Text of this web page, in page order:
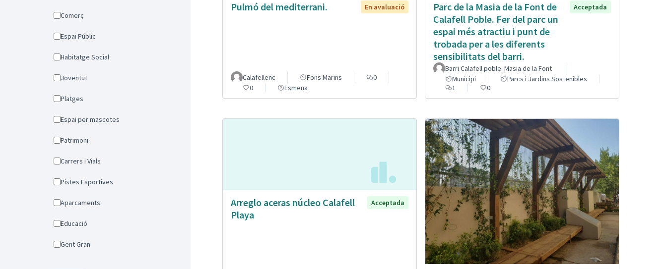
Comerç
Espai Públic
Habitatge Social
Joventut
Platges
Espai per mascotes
Patrimoni
Carrers i Vials
Pistes Esportives
Aparcaments
Educació
Gent Gran
Pulmó del mediterrani. En avaluació
Calafellenc Fons Marins
0
0
Esmena
Parc de la Masia de la Font de
Calafell Poble. Fer del parc un
espai més atractiu i punt de
trobada per a les diferents
sensibilitats del barri.
Acceptada
Barri Calafell poble. Masia de la Font
Municipi
Parcs i Jardins Sostenibles
1
0
Arreglo aceras núcleo Calafell
Playa
Acceptada